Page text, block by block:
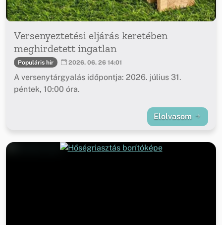
Versenyeztetési eljárás keretében
meghirdetett ingatlan
Populáris hír 2026. 06. 26 14:01
A versenytárgyalás időpontja: 2026. július 31.
péntek, 10:00 óra.
Elolvasom